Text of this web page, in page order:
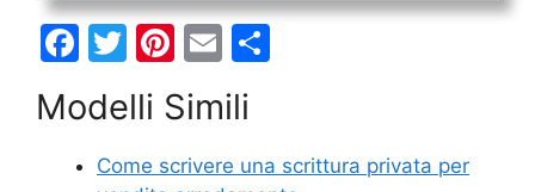
F
c
e
T
w
itt
er
Pi
nt
er
e
E
m
ai
l
di
Modelli Simili
Come scrivere una scrittura privata per